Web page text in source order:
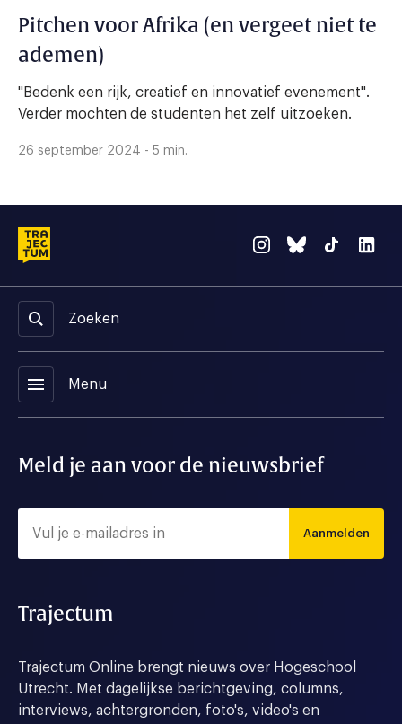
Pitchen voor Afrika (en vergeet niet te
ademen)
"Bedenk een rijk, creatief en innovatief evenement".
Verder mochten de studenten het zelf uitzoeken.
26 september 2024 - 5 min.
Zoeken
menu Menu
Meld je aan voor de nieuwsbrief
Aanmelden
Trajectum
Trajectum Online brengt nieuws over Hogeschool
Utrecht. Met dagelijkse berichtgeving, columns,
interviews, achtergronden, foto's, video's en